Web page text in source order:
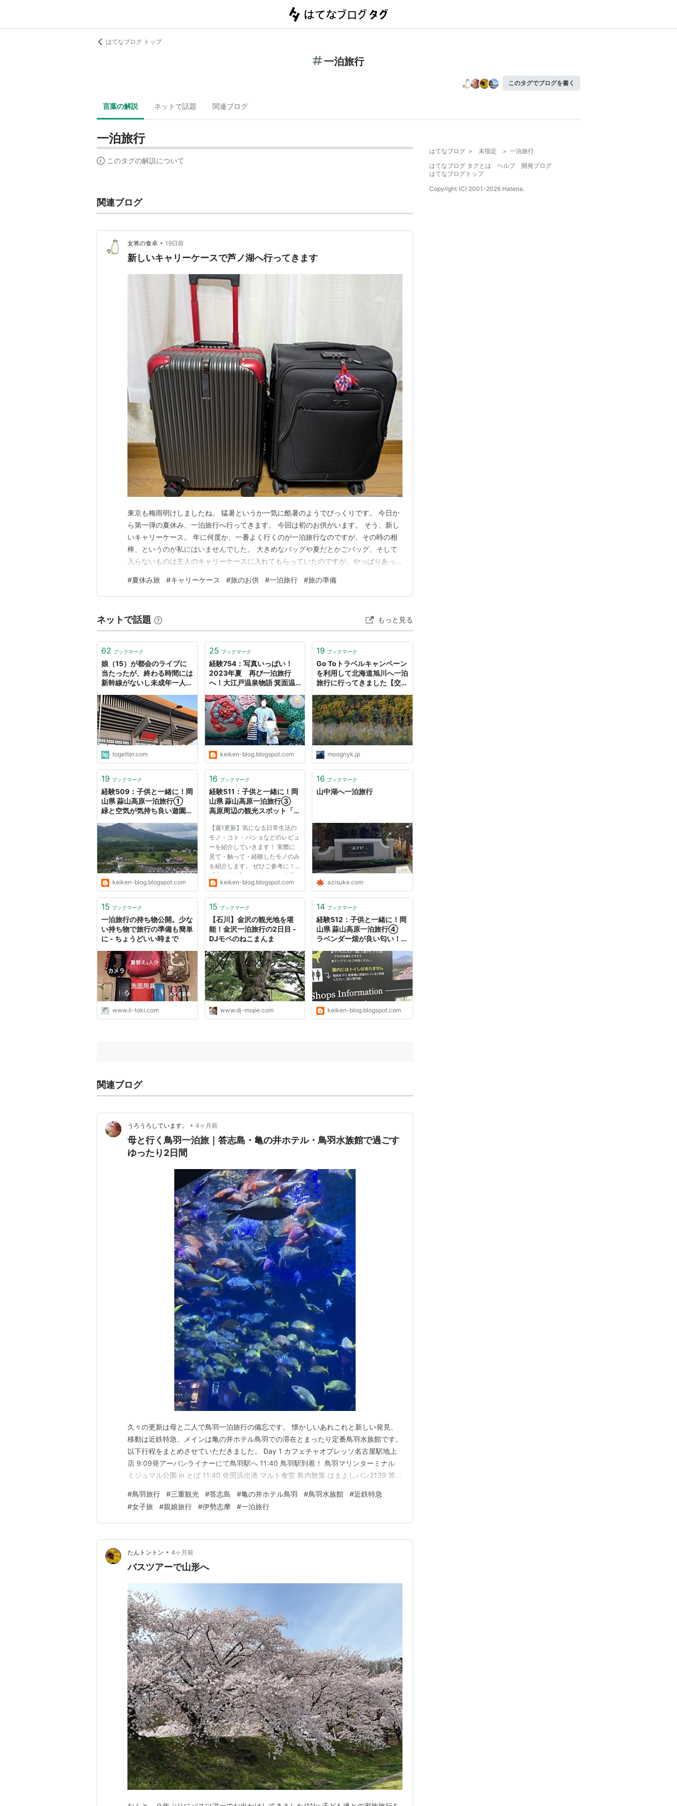
はてなブログ トップ
一泊旅行
このタグでブログを書く
言葉の解説 ネットで話題 関連ブログ
一泊旅行
このタグの解説について
関連ブログ
女将の食卓 • 19日前
新しいキャリーケースで芦ノ湖へ行ってきます
東京も梅雨明けしましたね。 猛暑というか一気に酷暑のようでびっくりです。 今日か
ら第一弾の夏休み、一泊旅行へ行ってきます。 今回は初のお供がいます。 そう、新し
いキャリーケース。 年に何度か、一番よく行くのが一泊旅行なのですが、その時の相
棒、というのが私にはいませんでした。 大きめなバッグや夏だとかごバッグ、そして
入らないものは主人のキャリーケースに入れてもらっていたのですが、やっぱりあった
きます！ 買ってもらいました！ キャリーケースの条件 主人のキャリーケースと一緒に
新しいキャリーケースで芦ノ湖へ行ってきます！…
#夏休み旅 #キャリーケース #旅のお供 #一泊旅行 #旅の準備
ネットで話題 もっと見る
62 ブックマーク
娘（15）が都会のライブに
当たったが、終わる時間には
新幹線がないし未成年一人で
ので今日僕は仕事を休んで付
き添いに一泊旅行、仕方がな
いなぁ
togetter.com
25 ブックマーク
経験754：写真いっぱい！
2023年夏 再び一泊旅行
へ！大江戸温泉物語 箕面温
楽しみました！
keiken-blog.blogspot.com
19 ブックマーク
Go Toトラベルキャンペーン
を利用して北海道旭川へ一泊
旅行に行ってきました【交
DOG
moognyk.jp
19 ブックマーク
経験509：子供と一緒に！岡
山県 蒜山高原一泊旅行①
緑と空気が気持ち良い遊園地
ー！
keiken-blog.blogspot.com
16 ブックマーク
経験511：子供と一緒に！岡
山県 蒜山高原一泊旅行③
高原周辺の観光スポット「ジ
【週1更新】気になる日常生活の
モノ・コト・バショなどのレビュ
ーを紹介していきます！ 実際に
見て・触って・経験したモノのみ
を紹介します。 ぜひご参考に！
【主な情報】 ・デジモノ、家電
・旅行、レジャー ・グルメ、お
・役立ちグッズ ・車、カー用品
・おもちゃ、子供用品 など、
き...
keiken-blog.blogspot.com
16 ブックマーク
山中湖へ一泊旅行
azisuke.com
15 ブックマーク
一泊旅行の持ち物公開。少な
い持ち物で旅行の準備も簡単
に - ちょうどいい時まで
www.ii-toki.com
15 ブックマーク
【石川】金沢の観光地を堪
能！金沢一泊旅行の2日目 -
DJモペのねこまんま
www.dj-mope.com
14 ブックマーク
経験512：子供と一緒に！岡
山県 蒜山高原一泊旅行④
ラベンダー畑が良い匂い！デ
「ハービル」を紹介します。
keiken-blog.blogspot.com
関連ブログ
うろうろしています。 • 4ヶ月前
母と行く鳥羽一泊旅｜答志島・亀の井ホテル・鳥羽水族館で過ごす
ゆったり2日間
久々の更新は母と二人で鳥羽一泊旅行の備忘です。 懐かしいあれこれと新しい発見、
移動は近鉄特急、メインは亀の井ホテル鳥羽での滞在とまったり定番鳥羽水族館です。
以下行程をまとめさせていただきました。 Day 1 カフェチャオプレッソ名古屋駅地上
店 9:09発アーバンライナーにて鳥羽駅へ 11:40 鳥羽駅到着！ 鳥羽マリンターミナル
ミジュマル公園 in とば 11:40 佐田浜出港 マルト食堂 島内散策 はまよしパン2139 答志
ゃぶ食べ放題！ Day 2 お湯は優しいアルカリ泉 朝食は蟹食べ放題！ かもめベイテ…
#鳥羽旅行 #三重観光 #答志島 #亀の井ホテル鳥羽 #鳥羽水族館 #近鉄特急
#女子旅 #親娘旅行 #伊勢志摩 #一泊旅行
たんトントン • 4ヶ月前
バスツアーで山形へ
はてなブログ > 未指定 > 一泊旅行
はてなブログ タグとは
ヘルプ
開発ブログ
はてなブログトップ
Copyright (C) 2001-2026 Hatena.